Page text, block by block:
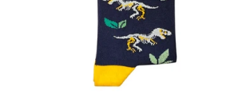
Prix
régulier